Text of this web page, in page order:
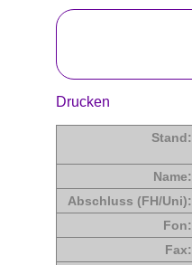
Drucken
Stand:
Name:
Abschluss (FH/Uni):
Fon:
Fax: